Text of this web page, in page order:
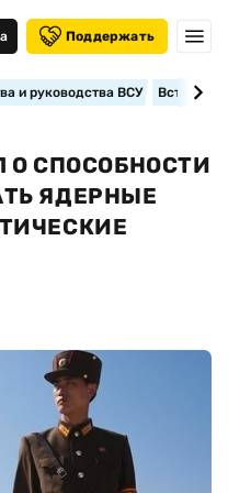
Поддержать
и руководства ВСУ
О СПОСОБНОСТИ
ЯДЕРНЫЕ